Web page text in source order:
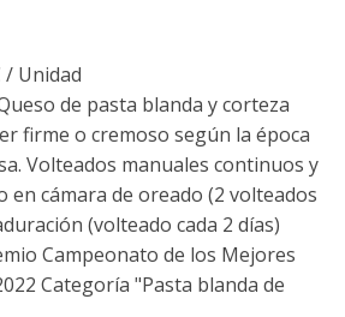
/ Unidad
de pasta blanda y corteza
firme o cremoso según la época
Volteados manuales continuos y
cámara de oreado (2 volteados
(volteado cada 2 días)
Campeonato de los Mejores
Categoría "Pasta blanda de